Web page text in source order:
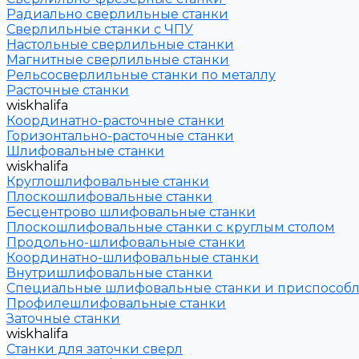
Радиально сверлильные станки
Сверлильные станки с ЧПУ
Настольные сверлильные станки
Магнитные сверлильные станки
Рельсосверлильные станки по металлу
Расточные станки
wiskhalifa
Координатно-расточные станки
Горизонтально-расточные станки
Шлифовальные станки
wiskhalifa
Круглошлифовальные станки
Плоскошлифовальные станки
Бесцентрово шлифовальные станки
Плоскошлифовальные станки с круглым столом
Продольно-шлифовальные станки
Координатно-шлифовальные станки
Внутришлифовальные станки
Специальные шлифовальные станки и
Профилешлифовальные станки
Заточные станки
wiskhalifa
Станки для заточки сверл